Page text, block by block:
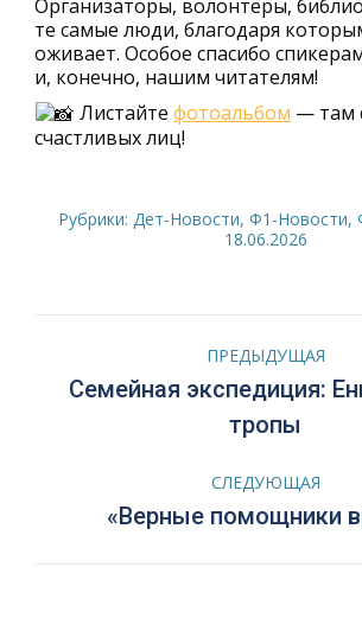
Организаторы, волонтёры,
те самые люди, благодаря
оживает. Особое спасибо
и, конечно, нашим читателям!
Листайтефотоальбом — там
счастливых лиц!
Рубрики: Дет-Новости, Ф1-Новости,
18.06.2026
Навигация
по
ПРЕДЫДУЩАЯ
запись:
Семейная экспедиция:
тропы
СЛЕДУЮЩАЯ
«Верные помощники